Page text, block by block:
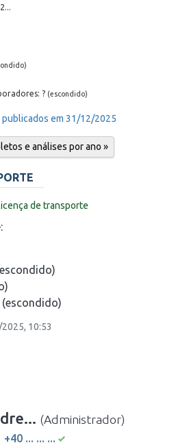
142...
Número médio de colaboradores: ? (escondido)
em 31/12/2025
e análises por ano »
de transporte
(escondido)
10:53
(Administrador)
+40 ... ... ...